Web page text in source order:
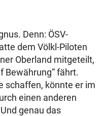
Denn: ÖSV-
dem Völkl-Piloten
Oberland mitgeteilt,
Bewährung“ fährt.
schaffen, könnte er im
einen anderen
genau das